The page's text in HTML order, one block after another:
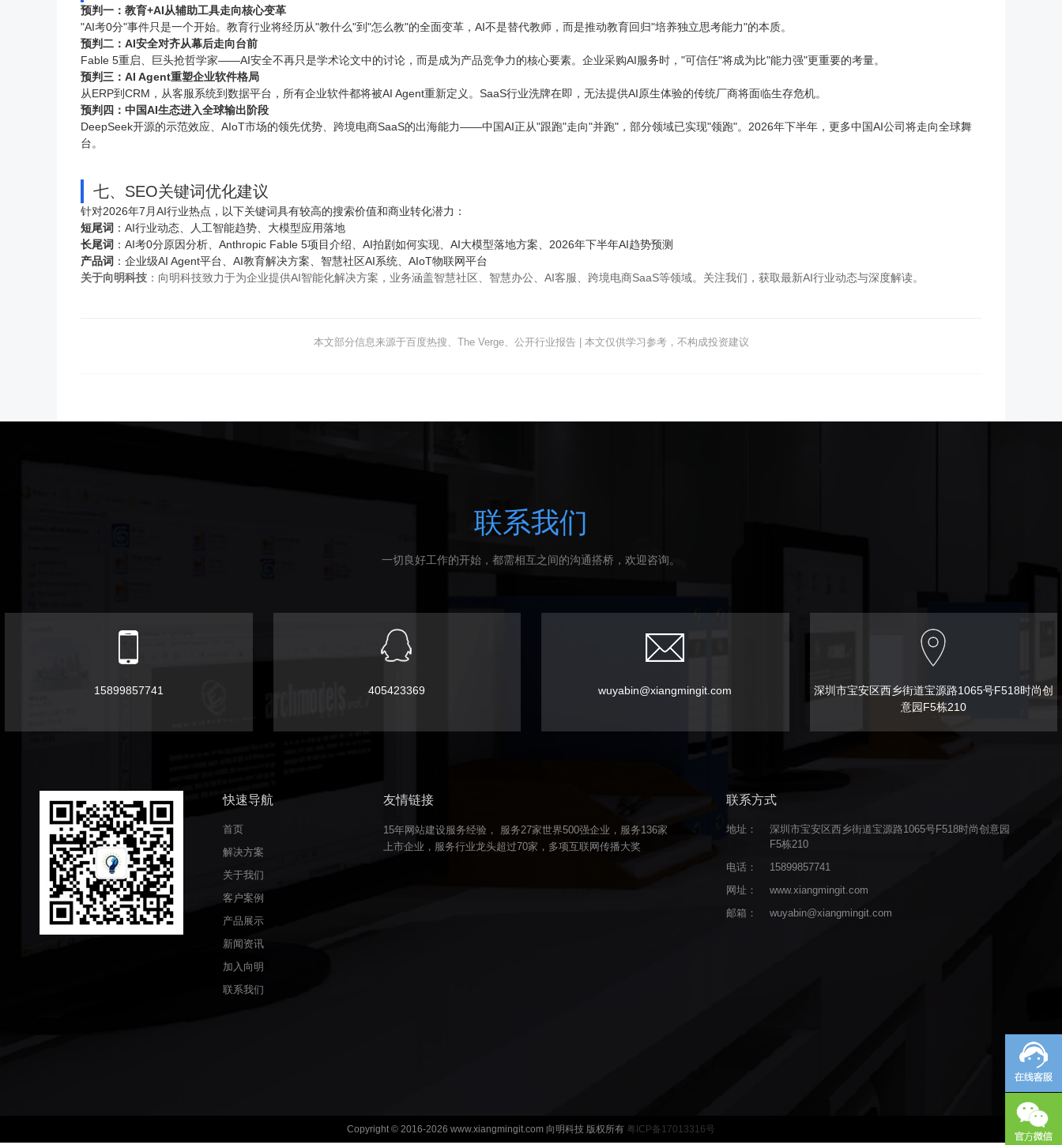
预判一：教育+AI从辅助工具走向核心变革
"AI考0分"事件只是一个开始。教育行业将经历从"教什么"到"怎么教"的全面变革，AI不是替代教师，而是推动教育回归"培养独立思考能力"的本质。
预判二：AI安全对齐从幕后走向台前
Fable 5重启、巨头抢哲学家——AI安全不再只是学术论文中的讨论，而是成为产品竞争力的核心要素。企业采购AI服务时，"可信任"将成为比"能力强"更重要的考量。
预判三：AI Agent重塑企业软件格局
从ERP到CRM，从客服系统到数据平台，所有企业软件都将被AI Agent重新定义。SaaS行业洗牌在即，无法提供AI原生体验的传统厂商将面临生存危机。
预判四：中国AI生态进入全球输出阶段
DeepSeek开源的示范效应、AIoT市场的领先优势、跨境电商SaaS的出海能力——中国AI正从"跟跑"走向"并跑"，部分领域已实现"领跑"。2026年下半年，更多中国AI公司将走向全球舞
台。
七、SEO关键词优化建议
针对2026年7月AI行业热点，以下关键词具有较高的搜索价值和商业转化潜力：
短尾词 ：AI行业动态、人工智能趋势、大模型应用落地
长尾词 ：AI考0分原因分析、Anthropic Fable 5项目介绍、AI拍剧如何实现、AI大模型落地方案、2026年下半年AI趋势预测
产品词 ：企业级AI Agent平台、AI教育解决方案、智慧社区AI系统、AIoT物联网平台
关于向明科技 ：向明科技致力于为企业提供AI智能化解决方案，业务涵盖智慧社区、智慧办公、AI客服、跨境电商SaaS等领域。关注我们，获取最新AI行业动态与深度解读。
本文部分信息来源于百度热搜、The Verge、公开行业报告 | 本文仅供学习参考，不构成投资建议
联系我们
一切良好工作的开始，都需相互之间的沟通搭桥，欢迎咨询。
15899857741 405423369 wuyabin@xiangmingit.com
深圳市宝安区西乡街道宝源路1065号F518时尚创
意园F5栋210
快速导航
首页
解决方案
关于我们
客户案例
产品展示
新闻资讯
加入向明
联系我们
友情链接
15年网站建设服务经验， 服务27家世界500强企业，服务136家
上市企业，服务行业龙头超过70家，多项互联网传播大奖
联系方式
地址：
深圳市宝安区西乡街道宝源路1065号F518时尚创意园
F5栋210
电话：
15899857741
网址：
www.xiangmingit.com
邮箱：
wuyabin@xiangmingit.com
Copyright © 2016-2026 www.xiangmingit.com 向明科技 版权所有 粤ICP备17013316号